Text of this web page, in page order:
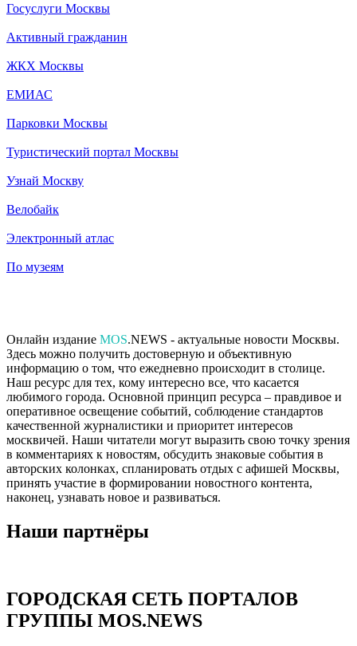
Госуслуги Москвы
Активный гражданин
ЖКХ Москвы
ЕМИАС
Парковки Москвы
Туристический портал Москвы
Узнай Москву
Велобайк
Электронный атлас
По музеям
Онлайн издание MOS.NEWS - актуальные новости Москвы.
Здесь можно получить достоверную и объективную
информацию о том, что ежедневно происходит в столице.
Наш ресурс для тех, кому интересно все, что касается
любимого города. Основной принцип ресурса – правдивое и
оперативное освещение событий, соблюдение стандартов
качественной журналистики и приоритет интересов
москвичей. Наши читатели могут выразить свою точку зрения
в комментариях к новостям, обсудить знаковые события в
авторских колонках, спланировать отдых с афишей Москвы,
принять участие в формировании новостного контента,
наконец, узнавать новое и развиваться.
Наши партнёры
ГОРОДСКАЯ СЕТЬ ПОРТАЛОВ
ГРУППЫ MOS.NEWS